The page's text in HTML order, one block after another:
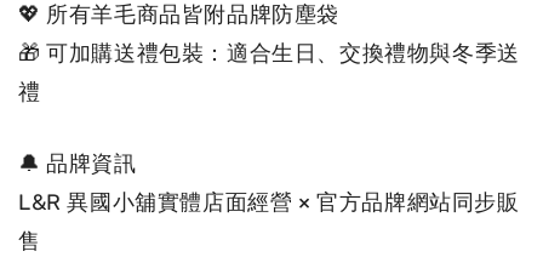
💖 所有羊毛商品皆附品牌防塵袋
🎁 可加購送禮包裝：適合生日、交換禮物與冬季送
禮
🔔 品牌資訊
L&R 異國小舖實體店面經營 × 官方品牌網站同步販
售